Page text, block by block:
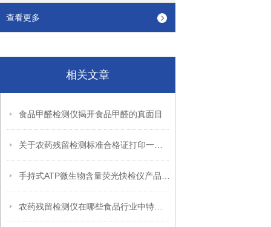
查看更多
相关文章
食品甲醛检测仪揭开食品甲醛的真面目